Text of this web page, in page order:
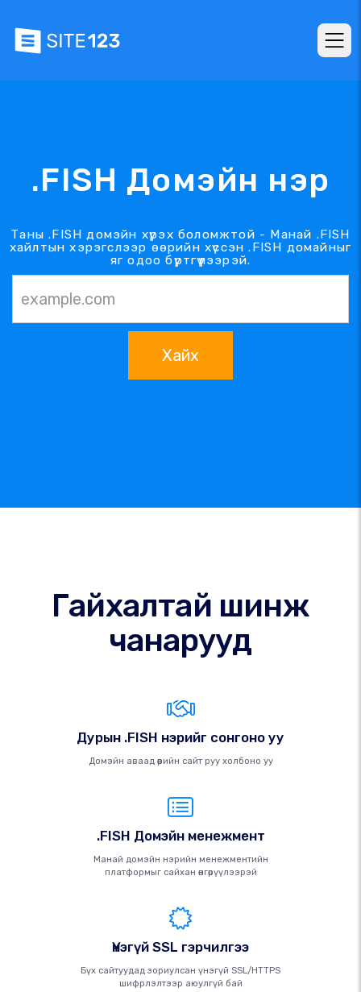
.FISH Домэйн нэр
Таны .FISH домэйн хүрэх боломжтой - Манай .FISH
хайлтын хэрэгслээр өөрийн хүссэн .FISH домайныг
яг одоо бүртгүүлээрэй.
Хайх
Гайхалтай шинж
чанарууд
Дурын .FISH нэрийг сонгоно уу
Домэйн аваад өөрийн сайт руу холбоно уу
.FISH Домэйн менежмент
Манай домэйн нэрийн менежментийн
платформыг сайхан өнгөрүүлээрэй
Үнэгүй SSL гэрчилгээ
Бүх сайтуудад зориулсан үнэгүй SSL/HTTPS
шифрлэлтээр аюулгүй бай